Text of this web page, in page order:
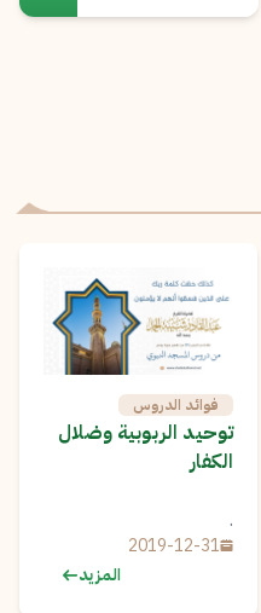
فوائد الدروس
توحيد الربوبية وضلال
الكفار
.
2019-12-31
المزيد